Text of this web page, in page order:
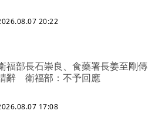
20:22
福部長石崇良、食藥署長姜至剛傳
辭 衛福部：不予回應
17:08